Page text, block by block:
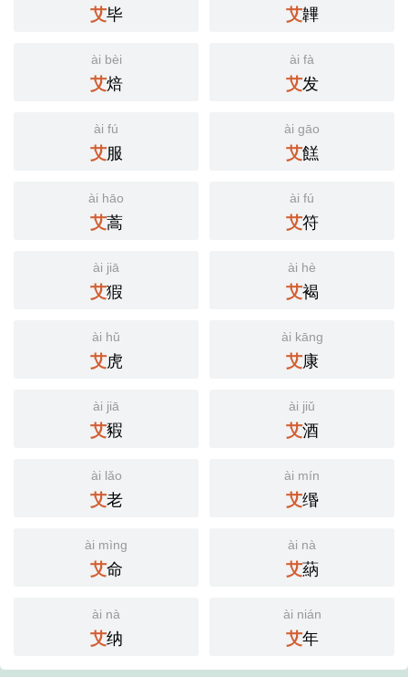
艾毕 艾韠
ài bèi
艾焙
ài fà
艾发
ài fú
艾服
ài gāo
艾餻
ài hāo
艾蒿
ài fú
艾符
ài jiā
艾猳
ài hè
艾褐
ài hǔ
艾虎
ài kāng
艾康
ài jiā
艾豭
ài jiǔ
艾酒
ài lǎo
艾老
ài mín
艾缗
ài mìng
艾命
ài nà
艾蒳
ài nà
艾纳
ài nián
艾年